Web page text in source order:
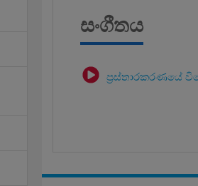
සංගීතය
ප්‍රස්තාරකරණයේ